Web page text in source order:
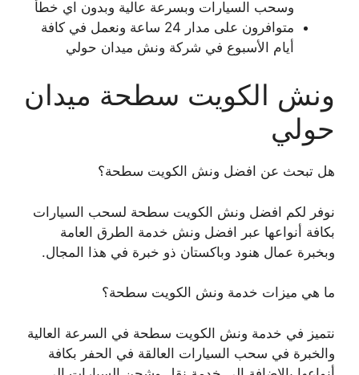
وسحب السيارات وبسرعة عالية وبدون اي خطأ
متوافرون على مدار 24 ساعة ونعمل في كافة
أيام الأسبوع في شركة ونش ميدان حولي
ونش الكويت سطحة ميدان
حولي
هل تبحث عن افضل ونش الكويت سطحة؟
نوفر لكم افضل ونش الكويت سطحة لسحب السيارات
بكافة أنواعها عبر افضل ونش خدمة الطرق العامة
وبخبرة عمال هنود وباكستان ذو خبرة في هذا المجال.
ما هي ميزات خدمة ونش الكويت سطحة؟
نتميز في خدمة ونش الكويت سطحة في السرعة العالية
والخبرة في سحب السيارات العالقة في الحفر بكافة